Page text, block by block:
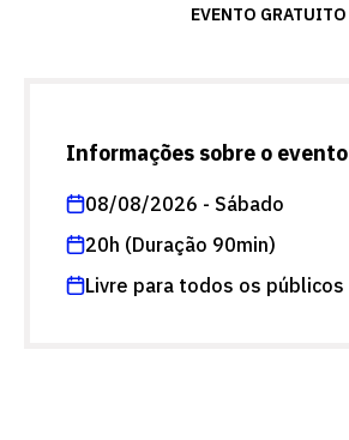
EVENTO GRATUITO
Informações sobre o evento
08/08/2026 - Sábado
20h (Duração 90min)
Livre para todos os públicos